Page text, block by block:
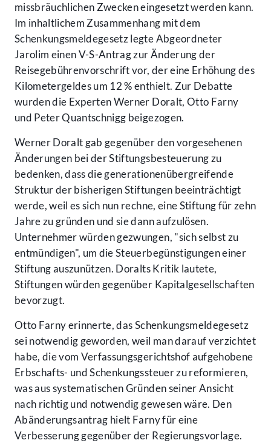
missbräuchlichen Zwecken eingesetzt werden kann.
Im inhaltlichem Zusammenhang mit dem
Schenkungsmeldegesetz legte Abgeordneter
Jarolim einen V-S-Antrag zur Änderung der
Reisegebührenvorschrift vor, der eine Erhöhung des
Kilometergeldes um 12 % enthielt. Zur Debatte
wurden die Experten Werner Doralt, Otto Farny
und Peter Quantschnigg beigezogen.
Werner Doralt gab gegenüber den vorgesehenen
Änderungen bei der Stiftungsbesteuerung zu
bedenken, dass die generationenübergreifende
Struktur der bisherigen Stiftungen beeinträchtigt
werde, weil es sich nun rechne, eine Stiftung für zehn
Jahre zu gründen und sie dann aufzulösen.
Unternehmer würden gezwungen, "sich selbst zu
entmündigen", um die Steuerbegünstigungen einer
Stiftung auszunützen. Doralts Kritik lautete,
Stiftungen würden gegenüber Kapitalgesellschaften
bevorzugt.
Otto Farny erinnerte, das Schenkungsmeldegesetz
sei notwendig geworden, weil man darauf verzichtet
habe, die vom Verfassungsgerichtshof aufgehobene
Erbschafts- und Schenkungssteuer zu reformieren,
was aus systematischen Gründen seiner Ansicht
nach richtig und notwendig gewesen wäre. Den
Abänderungsantrag hielt Farny für eine
Verbesserung gegenüber der Regierungsvorlage.